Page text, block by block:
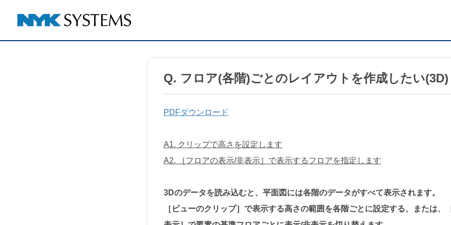
Q. フロア(各階)ごとのレイアウトを作成したい(3D)
PDFダウンロード
A1. クリップで高さを設定します
A2. ［フロアの表示/非表示］で表示するフロアを指定します
3Dのデータを読み込むと、平面図には各階のデータがすべて表示されます。
［ビューのクリップ］で表示する高さの範囲を各階ごとに設定する、または、